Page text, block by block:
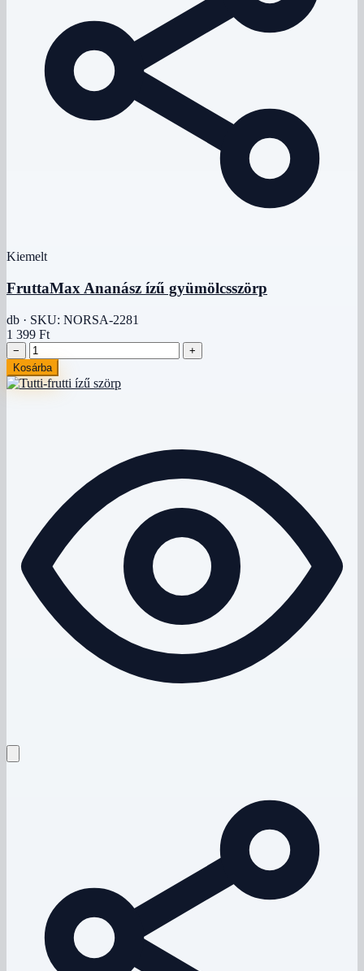
Kiemelt
FruttaMax Ananász ízű gyümölcsszörp
db · SKU: NORSA-2281
1 399 Ft
−
+
Kosárba